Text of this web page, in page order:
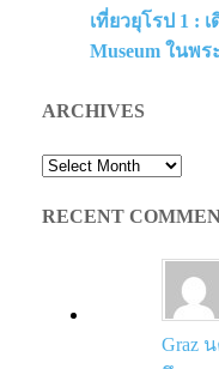
เที่ยวยุโรป 1 :
Museum ในพร
ARCHIVES
Archives
RECENT
Graz